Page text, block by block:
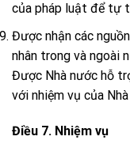
của pháp luật để tự
Được nhận các
nhân trong và ngoài
Được Nhà nước hỗ
với nhiệm vụ của
Điều 7. Nhiệm vụ